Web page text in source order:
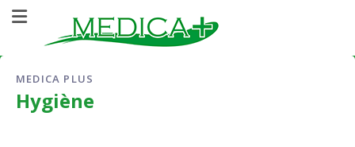
MEDICA PLUS
Hygiène